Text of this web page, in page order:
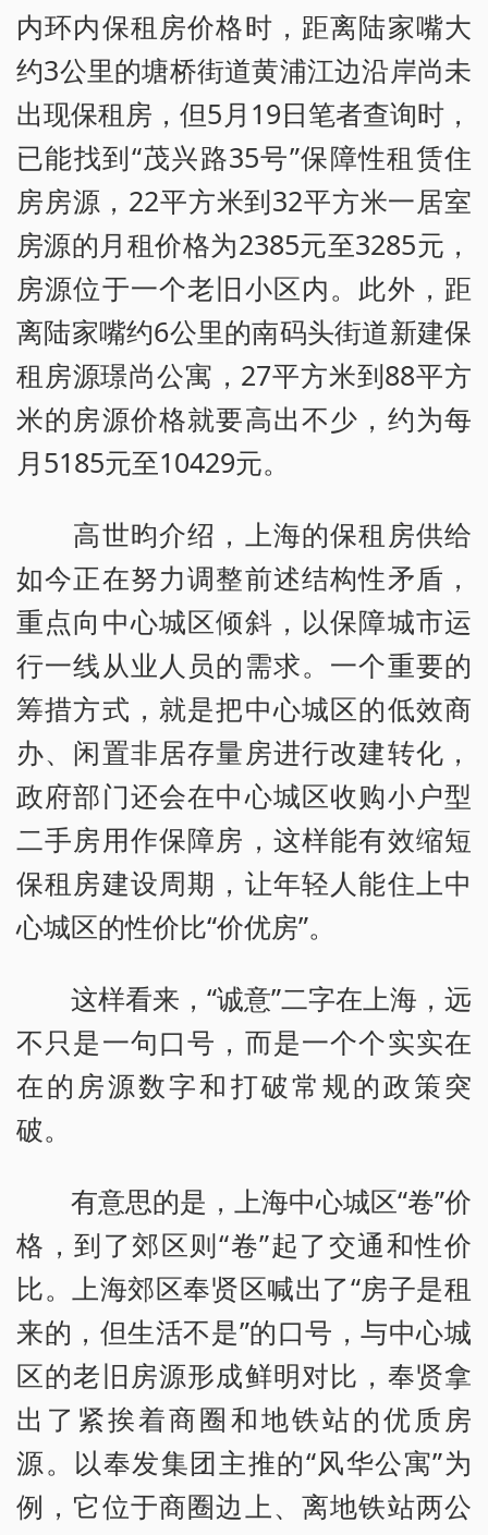
内环内保租房价格时，距离陆家嘴大
约3公里的塘桥街道黄浦江边沿岸尚未
出现保租房，但5月19日笔者查询时，
已能找到“茂兴路35号”保障性租赁住
房房源，22平方米到32平方米一居室
房源的月租价格为2385元至3285元，
房源位于一个老旧小区内。此外，距
离陆家嘴约6公里的南码头街道新建保
租房源璟尚公寓，27平方米到88平方
米的房源价格就要高出不少，约为每
月5185元至10429元。
高世昀介绍，上海的保租房供给
如今正在努力调整前述结构性矛盾，
重点向中心城区倾斜，以保障城市运
行一线从业人员的需求。一个重要的
筹措方式，就是把中心城区的低效商
办、闲置非居存量房进行改建转化，
政府部门还会在中心城区收购小户型
二手房用作保障房，这样能有效缩短
保租房建设周期，让年轻人能住上中
心城区的性价比“价优房”。
这样看来，“诚意”二字在上海，远
不只是一句口号，而是一个个实实在
在的房源数字和打破常规的政策突
破。
有意思的是，上海中心城区“卷”价
格，到了郊区则“卷”起了交通和性价
比。上海郊区奉贤区喊出了“房子是租
来的，但生活不是”的口号，与中心城
区的老旧房源形成鲜明对比，奉贤拿
出了紧挨着商圈和地铁站的优质房
源。以奉发集团主推的“风华公寓”为
例，它位于商圈边上、离地铁站两公